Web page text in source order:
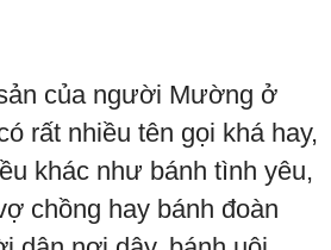
của người Mường ở
rất nhiều tên gọi khá hay,
khác như bánh tình yêu,
chồng hay bánh đoàn